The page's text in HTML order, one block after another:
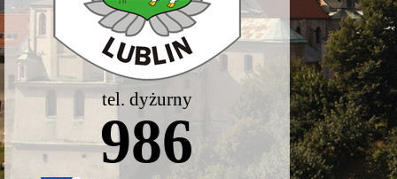
tel. dyżurny
986